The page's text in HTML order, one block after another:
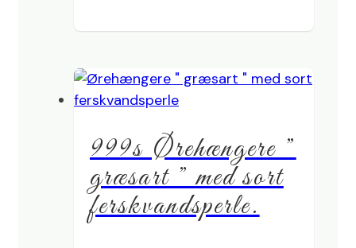
999s Ørehængere ”
græsart ” med sort
ferskvandsperle.